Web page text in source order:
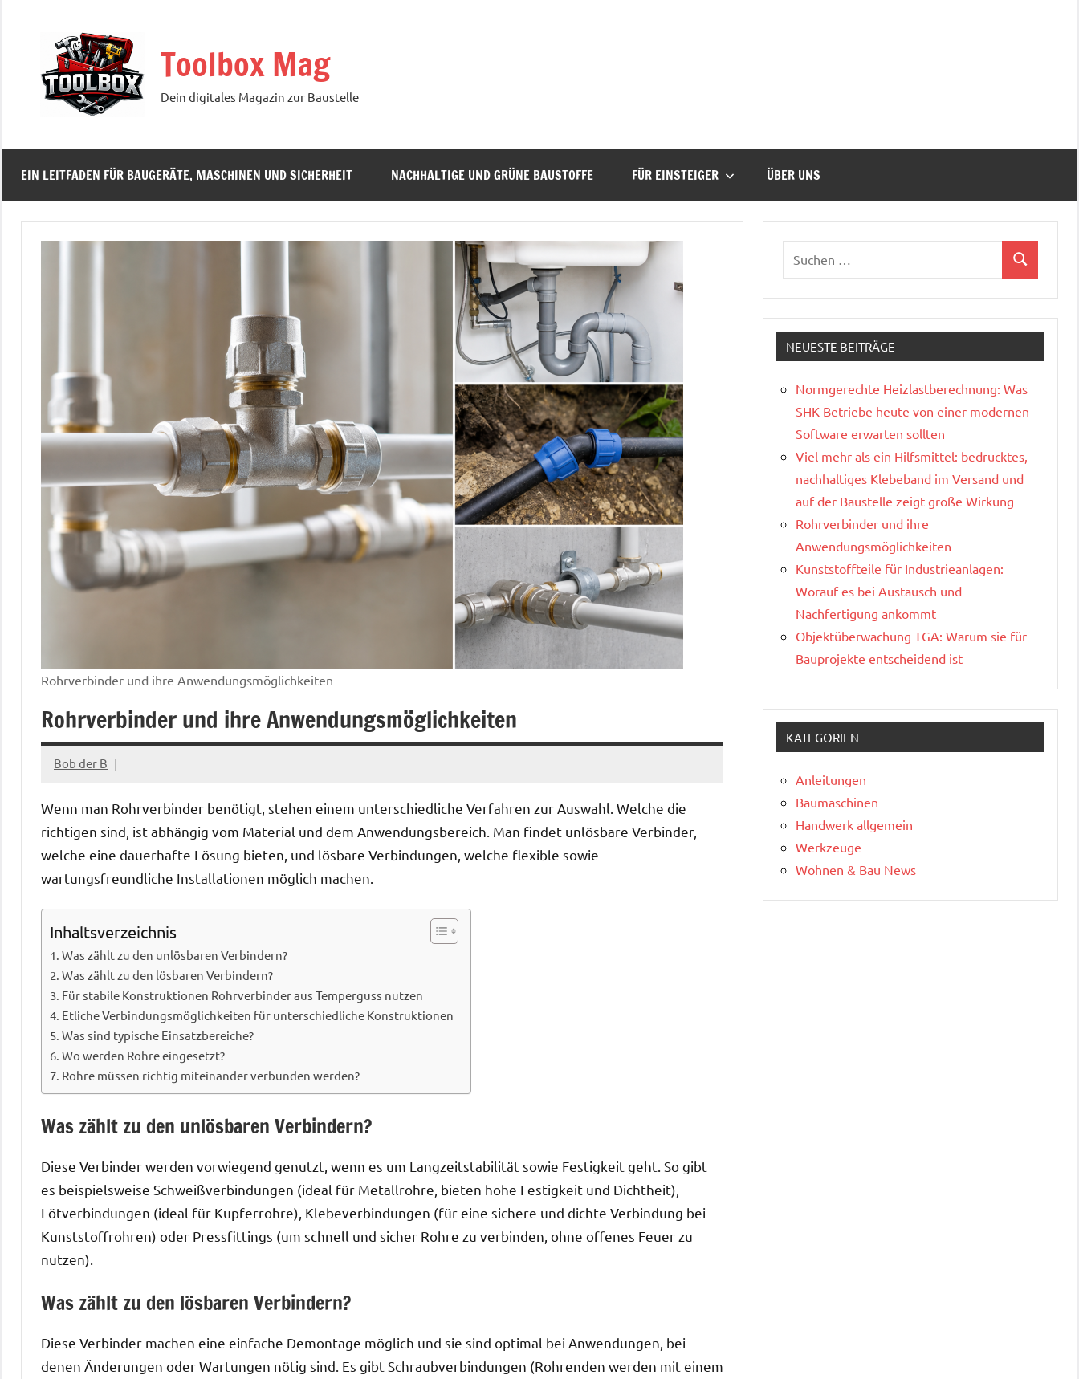
Toolbox Mag
Dein digitales Magazin zur Baustelle
EIN LEITFADEN FÜR BAUGERÄTE, MASCHINEN UND SICHERHEIT NACHHALTIGE UND GRÜNE BAUSTOFFE FÜR EINSTEIGER ÜBER UNS
Rohrverbinder und ihre Anwendungsmöglichkeiten
Rohrverbinder und ihre Anwendungsmöglichkeiten
Juli
2026
Bob der B
Wenn man Rohrverbinder benötigt, stehen einem unterschiedliche Verfahren zur Auswahl. Welche die
richtigen sind, ist abhängig vom Material und dem Anwendungsbereich. Man findet unlösbare Verbinder,
welche eine dauerhafte Lösung bieten, und lösbare Verbindungen, welche flexible sowie
wartungsfreundliche Installationen möglich machen.
Inhaltsverzeichnis
Was zählt zu den unlösbaren Verbindern?
Was zählt zu den lösbaren Verbindern?
Für stabile Konstruktionen Rohrverbinder aus Temperguss nutzen
Etliche Verbindungsmöglichkeiten für unterschiedliche Konstruktionen
Was sind typische Einsatzbereiche?
Wo werden Rohre eingesetzt?
Rohre müssen richtig miteinander verbunden werden?
Was zählt zu den unlösbaren Verbindern?
Diese Verbinder werden vorwiegend genutzt, wenn es um Langzeitstabilität sowie Festigkeit geht. So gibt
es beispielsweise Schweißverbindungen (ideal für Metallrohre, bieten hohe Festigkeit und Dichtheit),
Lötverbindungen (ideal für Kupferrohre), Klebeverbindungen (für eine sichere und dichte Verbindung bei
Kunststoffrohren) oder Pressfittings (um schnell und sicher Rohre zu verbinden, ohne offenes Feuer zu
nutzen).
Was zählt zu den lösbaren Verbindern?
Diese Verbinder machen eine einfache Demontage möglich und sie sind optimal bei Anwendungen, bei
denen Änderungen oder Wartungen nötig sind. Es gibt Schraubverbindungen (Rohrenden werden mit einem
NEUESTE BEITRÄGE
Normgerechte Heizlastberechnung: Was
SHK-Betriebe heute von einer modernen
Software erwarten sollten
Viel mehr als ein Hilfsmittel: bedrucktes,
nachhaltiges Klebeband im Versand und
auf der Baustelle zeigt große Wirkung
Rohrverbinder und ihre
Anwendungsmöglichkeiten
Kunststoffteile für Industrieanlagen:
Worauf es bei Austausch und
Nachfertigung ankommt
Objektüberwachung TGA: Warum sie für
Bauprojekte entscheidend ist
KATEGORIEN
Anleitungen
Baumaschinen
Handwerk allgemein
Werkzeuge
Wohnen & Bau News